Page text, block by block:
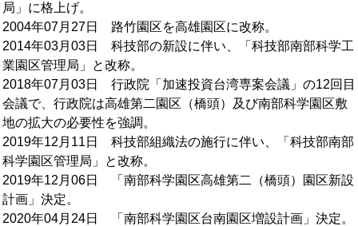
局」に格上げ。
2004年07月27日 路竹園区を高雄園区に改称。
2014年03月03日 科技部の新設に伴い、「科技部南部科学工
業園区管理局」と改称。
2018年07月03日 行政院「加速投資台湾専案会議」の12回目
会議で、行政院は高雄第二園区（橋頭）及び南部科学園区敷
地の拡大の必要性を強調。
2019年12月11日 科技部組織法の施行に伴い、「科技部南部
科学園区管理局」と改称。
2019年12月06日 「南部科学園区高雄第二（橋頭）園区新設
計画」決定。
2020年04月24日 「南部科学園区台南園区増設計画」決定。